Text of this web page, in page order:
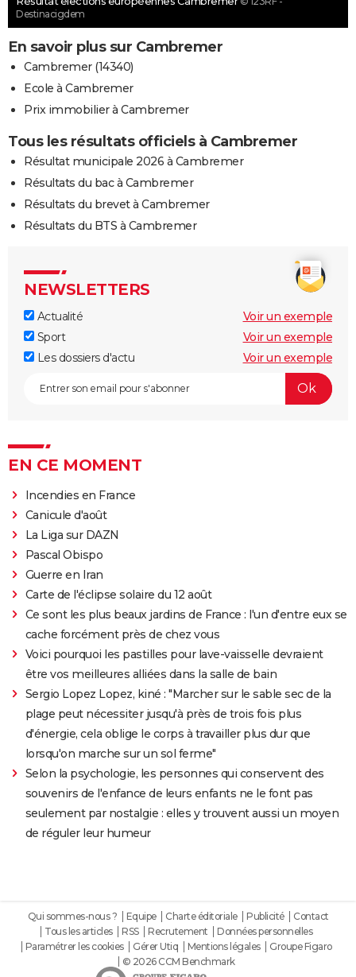
Destinacigdem
En savoir plus sur Cambremer
Cambremer (14340)
Ecole à Cambremer
Prix immobilier à Cambremer
Tous les résultats officiels à Cambremer
Résultat municipale 2026 à Cambremer
Résultats du bac à Cambremer
Résultats du brevet à Cambremer
Résultats du BTS à Cambremer
NEWSLETTERS
Actualité
Voir un exemple
Sport
Voir un exemple
Les dossiers d'actu
Voir un exemple
EN CE MOMENT
Incendies en France
Canicule d'août
La Liga sur DAZN
Pascal Obispo
Guerre en Iran
Carte de l'éclipse solaire du 12 août
Ce sont les plus beaux jardins de France : l'un d'entre eux se
cache forcément près de chez vous
Voici pourquoi les pastilles pour lave-vaisselle devraient
être vos meilleures alliées dans la salle de bain
Sergio Lopez Lopez, kiné : "Marcher sur le sable sec de la
plage peut nécessiter jusqu'à près de trois fois plus
d'énergie, cela oblige le corps à travailler plus dur que
lorsqu'on marche sur un sol ferme"
Selon la psychologie, les personnes qui conservent des
souvenirs de l'enfance de leurs enfants ne le font pas
seulement par nostalgie : elles y trouvent aussi un moyen
de réguler leur humeur
Qui sommes-nous ? Equipe Charte éditoriale Publicité
Contact
Tous les articles
RSS Recrutement
Données personnelles
Paramétrer les cookies
Gérer Utiq Mentions légales
Groupe Figaro
© 2026 CCM Benchmark